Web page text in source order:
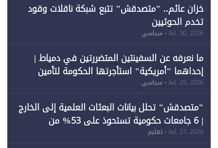
خزان عائم.. "متصدقش" تتبع شبكة ناقلات وقود
تخدم الحوثيين
Jul. 30, 2026- سياسي
ما نعرفه عن السفينتين المتضررتين في دمياط |
إحداهما "أمريكية" استأجرتها الحكومة لتأمين
احتياجات الطاقة
Jul. 29, 2026- سياسي
"متصدقش" تحلل بيانات البعثات العلمية إلى الخارج
| 6 جامعات حكومية تستحوذ على 53% من
Jul. 27, 2026- تعليم